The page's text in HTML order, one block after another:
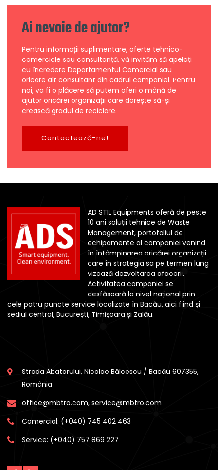
Ai nevoie de ajutor?
Pentru informații suplimentare, oferte tehnico-
comerciale sau consultanță, vă invităm să apelați
cu încredere Departamentul Comercial sau
oricare alt consultant din cadrul companiei. Pentru
noi, va fi o plăcere să putem oferi o mână de
ajutor oricărei organizații care dorește să-și
crească gradul de reciclare.
Contactează-ne!
AD STIL Equipments oferă de peste
10 ani soluții tehnice de Waste
Management, portofoliul de
echipamente al companiei venind
în întâmpinarea oricărei organizații
care în strategia sa pe termen lung
vizează dezvoltarea afacerii.
Activitatea companiei se
desfășoară la nivel național prin
cele patru puncte service localizate în Bacău, aici fiind și
sediul central, București, Timișoara și Zalău.
Strada Abatorului, Nicolae Bălcescu / Bacău 607355,
România
office@mbtro.com, service@mbtro.com
Comercial: (+040) 745 402 463
Service: (+040) 757 869 227